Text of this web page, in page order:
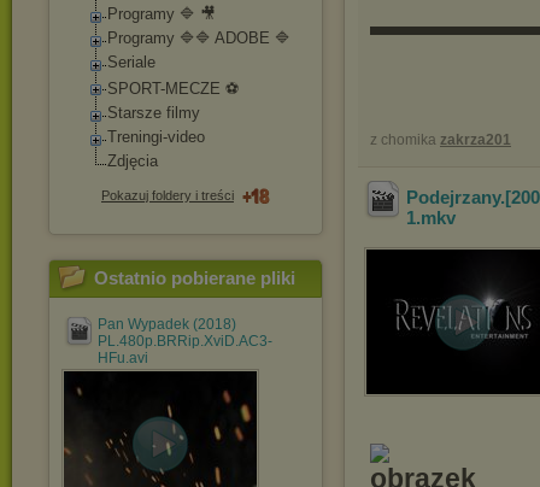
Programy 🔷 🎥
Programy 🔷🔷 ADOBE 🔷
Seriale
SPORT-MECZE ⚽
Starsze filmy
Treningi-video
Zdjęcia
Pokazuj foldery i treści
Ostatnio pobierane pliki
Pan Wypadek (2018)
PL.480p.BRRip.XviD.AC3-
HFu.avi
z chomika zakrza201
1.mkv